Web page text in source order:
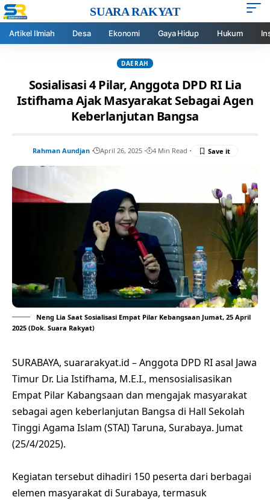
SUARA RAKYAT
Artikel Ilmiah Desa Ekonomi Gaya Hidup Hukum
DAERAH
Sosialisasi 4 Pilar, Anggota DPD RI Lia
Istifhama Ajak Masyarakat Sebagai Agen
Keberlanjutan Bangsa
Rahman Aundjan April 26, 2025 4 Min Read
Neng Lia Saat Sosialisasi Empat Pilar Kebangsaan Jumat, 25 April
2025 (Dok. Suara Rakyat)
SURABAYA, suararakyat.id – Anggota DPD RI asal Jawa
Timur Dr. Lia Istifhama, M.E.I., mensosialisasikan
Empat Pilar Kabangsaan dan mengajak masyarakat
sebagai agen keberlanjutan Bangsa di Hall Sekolah
Tinggi Agama Islam (STAI) Taruna, Surabaya. Jumat
(25/4/2025).
Kegiatan tersebut dihadiri 150 peserta dari berbagai
elemen masyarakat di Surabaya, termasuk